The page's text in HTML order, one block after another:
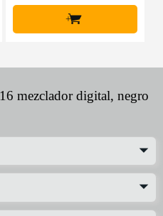
+
mezclador digital, negro